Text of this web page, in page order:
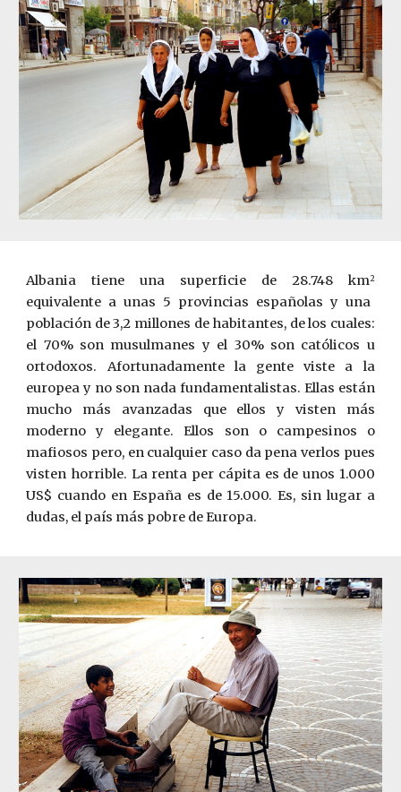
Albania tiene una superficie de 28.748 km2
equivalente a unas 5 provincias españolas y una
población de 3,2 millones de habitantes, de los cuales:
el 70% son musulmanes y el 30% son católicos u
ortodoxos. Afortunadamente la gente viste a la
europea y no son nada fundamentalistas. Ellas están
mucho más avanzadas que ellos y visten más
moderno y elegante. Ellos son o campesinos o
mafiosos pero, en cualquier caso da pena verlos pues
visten horrible. La renta per cápita es de unos 1.000
US$ cuando en España es de 15.000. Es, sin lugar a
dudas, el país más pobre de Europa.